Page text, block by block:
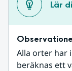
Lär
Alla orter har
beräknas ett